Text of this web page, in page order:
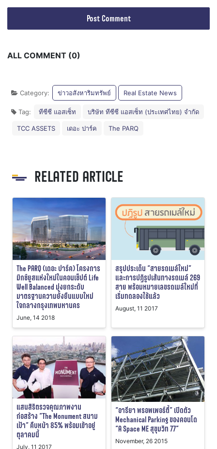
ALL COMMENT (0)
Category: ข่าวอสังหาริมทรัพย์ Real Estate News
Tag: ทีซีซี แอสเซ็ท บริษัท ทีซีซี แอสเซ็ท (ประเทศไทย) จำกัด
TCC ASSETS เดอะ ปาร์ค The PARQ
RELATED ARTICLE
The PARQ (เดอะ ปาร์ค) โครงการ
มิกซ์ยูสแห่งใหม่ในคอนเซ็ปต์ Life
Well Balanced มุ่งยกระดับ
มาตรฐานความยั่งยืนแบบใหม่
ใจกลางกรุงเทพมหานคร
June, 14 2018
สรุปประเด็น “สายรถเมล์ใหม่”
และการปฏิรูปเส้นทางรถเมล์ 269
สาย พร้อมหมายเลขรถเมล์ใหม่ที่
เริ่มทดลองใช้แล้ว
August, 11 2017
แสนสิริตรวจคุณภาพงาน
ก่อสร้าง “The Monument สนาม
เป้า” คืบหน้า 85% พร้อมเข้าอยู่
ตุลาคมนี้
July, 11 2017
“อารียา พรอพเพอร์ตี้” เปิดตัว
Mechanical Parking ของคอนโด
“A Space ME สุขุมวิท 77”
November, 26 2015